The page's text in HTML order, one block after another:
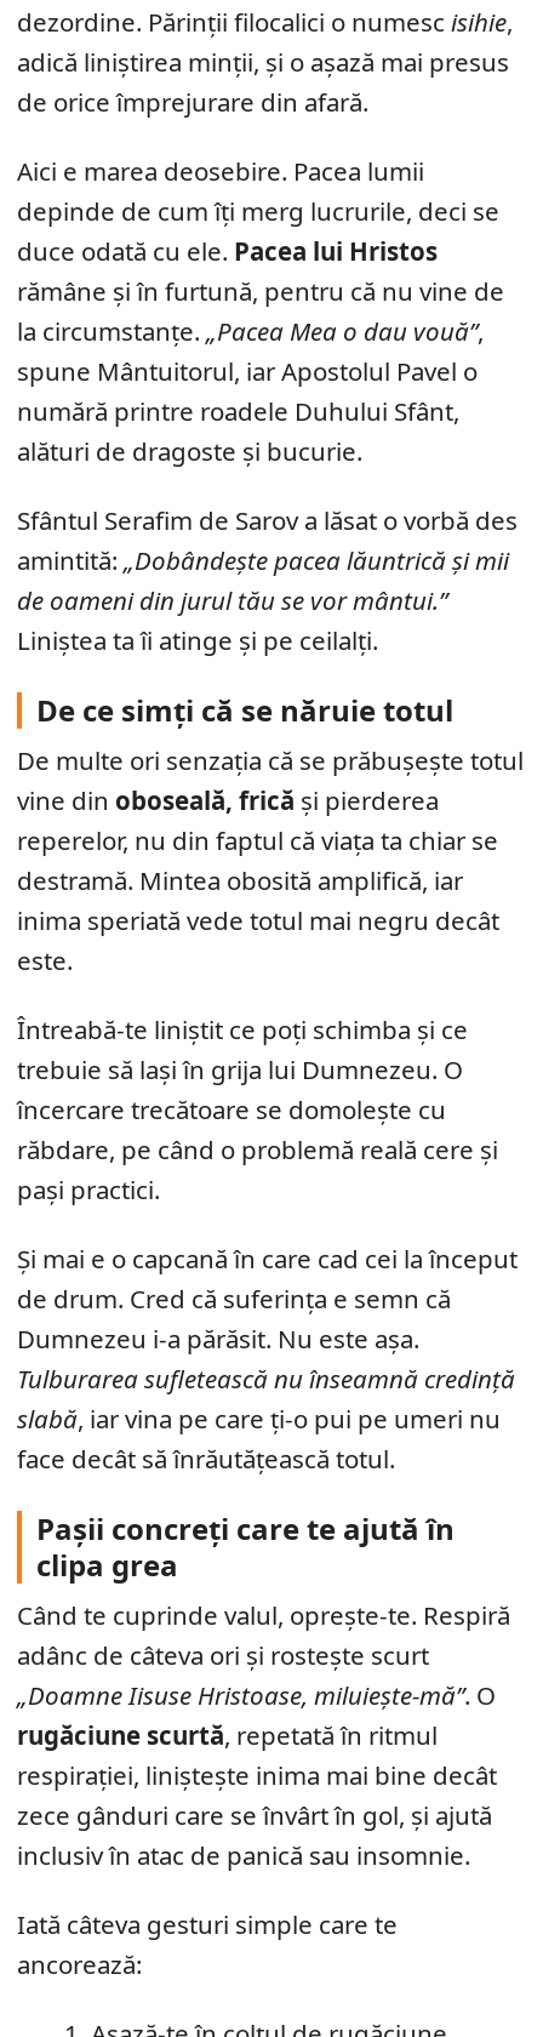
dezordine. Părinții filocalici o numesc isihie,
adică liniștirea minții, și o așază mai presus
de orice împrejurare din afară.
Aici e marea deosebire. Pacea lumii
depinde de cum îți merg lucrurile, deci se
duce odată cu ele. Pacea lui Hristos
rămâne și în furtună, pentru că nu vine de
la circumstanțe. „Pacea Mea o dau vouă”,
spune Mântuitorul, iar Apostolul Pavel o
numără printre roadele Duhului Sfânt,
alături de dragoste și bucurie.
Sfântul Serafim de Sarov a lăsat o vorbă des
amintită: „Dobândește pacea lăuntrică și mii
de oameni din jurul tău se vor mântui.”
Liniștea ta îi atinge și pe ceilalți.
De ce simți că se năruie totul
De multe ori senzația că se prăbușește totul
vine din oboseală, frică și pierderea
reperelor, nu din faptul că viața ta chiar se
destramă. Mintea obosită amplifică, iar
inima speriată vede totul mai negru decât
este.
Întreabă-te liniștit ce poți schimba și ce
trebuie să lași în grija lui Dumnezeu. O
încercare trecătoare se domolește cu
răbdare, pe când o problemă reală cere și
pași practici.
Și mai e o capcană în care cad cei la început
de drum. Cred că suferința e semn că
Dumnezeu i-a părăsit. Nu este așa.
Tulburarea sufletească nu înseamnă credință
slabă, iar vina pe care ți-o pui pe umeri nu
face decât să înrăutățească totul.
Pașii concreți care te ajută în
clipa grea
Când te cuprinde valul, oprește-te. Respiră
adânc de câteva ori și rostește scurt
„Doamne Iisuse Hristoase, miluiește-mă”. O
rugăciune scurtă, repetată în ritmul
respirației, liniștește inima mai bine decât
zece gânduri care se învârt în gol, și ajută
inclusiv în atac de panică sau insomnie.
Iată câteva gesturi simple care te
ancorează: